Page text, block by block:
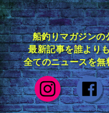
船釣りマガジンの
最新記事を誰より
全てのニュースを